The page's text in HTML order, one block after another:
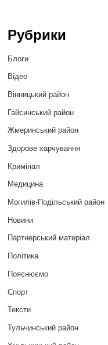
Рубрики
Блоги
Відео
Вінницький район
Гайсинський район
Жмеринський район
Здорове харчування
Кримінал
Медицина
Могилів-Подільський район
Новини
Партнерський матеріал
Політика
Пояснюємо
Спорт
Тексти
Тульчинський район